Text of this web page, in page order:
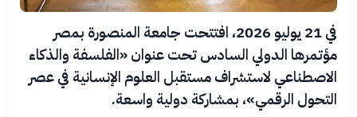
في 21 يوليو 2026، افتتحت جامعة المنصورة بمصر
مؤتمرها الدولي السادس تحت عنوان «الفلسفة والذكاء
الاصطناعي لاستشراف مستقبل العلوم الإنسانية في عصر
التحول الرقمي»، بمشاركة دولية واسعة.